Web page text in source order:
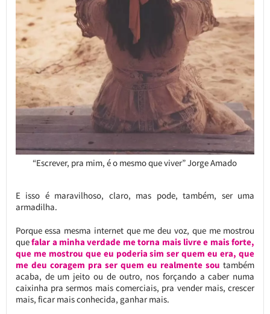
“Escrever, pra mim, é o mesmo que viver” Jorge Amado
E isso é maravilhoso, claro, mas pode, também, ser uma
armadilha.
Porque essa mesma internet que me deu voz, que me mostrou
quefalar a minha verdade me torna mais livre e mais forte,
que me mostrou que eu poderia sim ser quem eu era, que
me deu coragem pra ser quem eu realmente sou também
acaba, de um jeito ou de outro, nos forçando a caber numa
caixinha pra sermos mais comerciais, pra vender mais, crescer
mais, ficar mais conhecida, ganhar mais.